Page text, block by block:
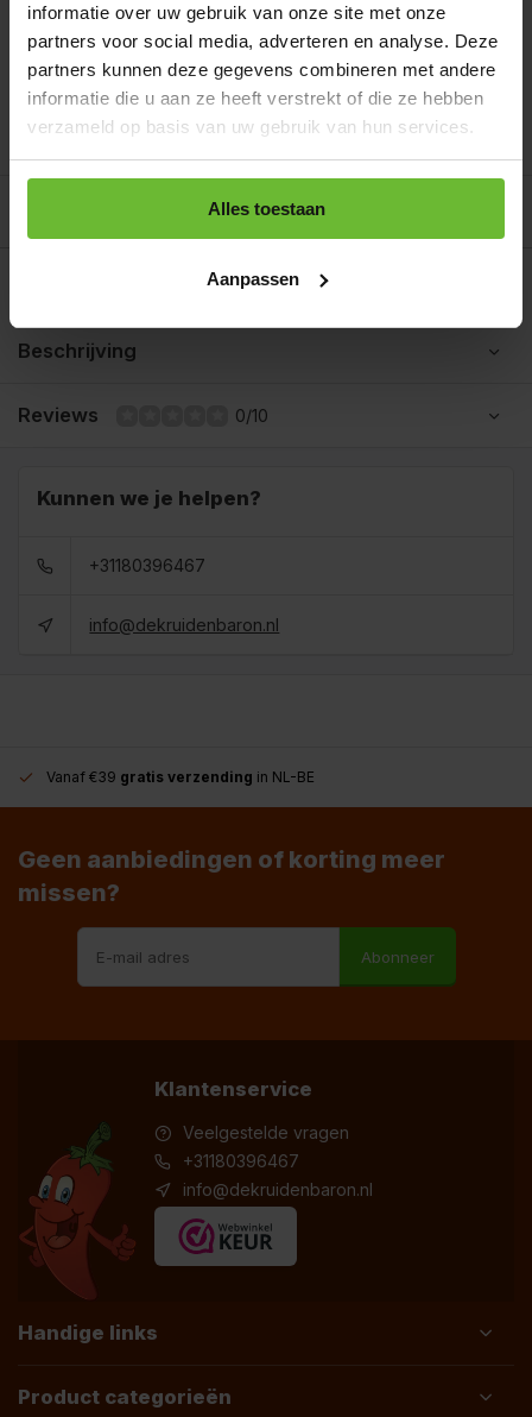
informatie over uw gebruik van onze site met onze
partners voor social media, adverteren en analyse. Deze
partners kunnen deze gegevens combineren met andere
informatie die u aan ze heeft verstrekt of die ze hebben
verzameld op basis van uw gebruik van hun services.
Alles toestaan
Aanpassen
zout en peper
Bereidingswijze
Beschrijving
Reviews 0/10
Kunnen we je helpen?
+31180396467
info@dekruidenbaron.nl
Vanaf €39 gratis verzending in NL-BE
Geen aanbiedingen of korting meer
missen?
Abonneer
Klantenservice
Veelgestelde vragen
+31180396467
info@dekruidenbaron.nl
Handige links
Product categorieën